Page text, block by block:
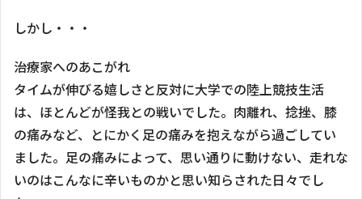
しかし・・・
治療家へのあこがれ
タイムが伸びる嬉しさと反対に大学での陸上競技生活
は、ほとんどが怪我との戦いでした。肉離れ、捻挫、膝
の痛みなど、とにかく足の痛みを抱えながら過ごしてい
ました。足の痛みによって、思い通りに動けない、走れな
いのはこんなに辛いものかと思い知らされた日々でし